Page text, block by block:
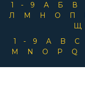
1-9 А Б В
Л
М Н О П
Щ
1-9
A B C
M
N O P Q